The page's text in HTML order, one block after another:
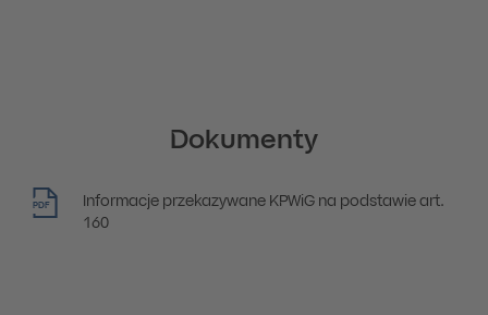
Dokumenty
PDF
Informacje przekazywane KPWiG na podstawie art.
160